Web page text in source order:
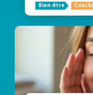
Bien-être